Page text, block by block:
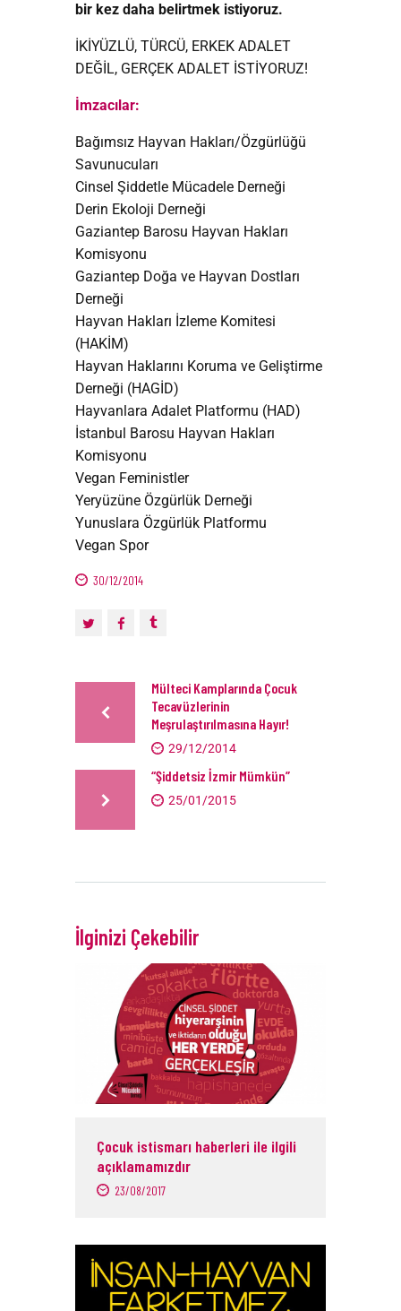
bir kez daha belirtmek istiyoruz.
İKİYÜZLÜ, TÜRCÜ, ERKEK ADALET
DEĞİL, GERÇEK ADALET İSTİYORUZ!
İmzacılar:
Bağımsız Hayvan Hakları/Özgürlüğü
Savunucuları
Cinsel Şiddetle Mücadele Derneği
Derin Ekoloji Derneği
Gaziantep Barosu Hayvan Hakları
Komisyonu
Gaziantep Doğa ve Hayvan Dostları
Derneği
Hayvan Hakları İzleme Komitesi
(HAKİM)
Hayvan Haklarını Koruma ve Geliştirme
Derneği (HAGİD)
Hayvanlara Adalet Platformu (HAD)
İstanbul Barosu Hayvan Hakları
Komisyonu
Vegan Feministler
Yeryüzüne Özgürlük Derneği
Yunuslara Özgürlük Platformu
Vegan Spor
30/12/2014
Mülteci Kamplarında Çocuk
Tecavüzlerinin
Meşrulaştırılmasına Hayır!
29/12/2014
“Şiddetsiz İzmir Mümkün”
25/01/2015
İlginizi Çekebilir
Çocuk istismarı haberleri ile ilgili
açıklamamızdır
23/08/2017